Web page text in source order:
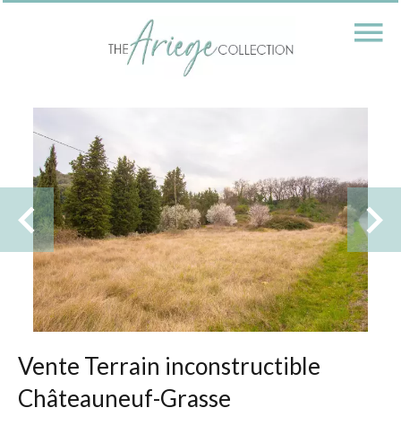
Vente Terrain inconstructible
Châteauneuf-Grasse